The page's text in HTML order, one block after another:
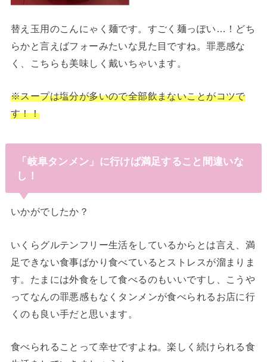
替え玉用のこんにゃく麺です。すごく麺っぽい…！どち
らかと言えばフォーみたいな見た目ですね。罪悪感な
く、こちらも美味しく戴いちゃいます。
※スープは塩分が多いので全部飲まないことがコツで
す！！
「岐阜タンメン」に行けば満足すること間違いな
し！
いかがでしたか？
いくらグルテンフリー生活をしているからとは言え、満
足できない食事ばかり食べているとストレスが溜まりま
す。たまには外食をして食べるのもいいですし、こうや
ってなんの罪悪感もなくタンメンが食べられるお店に行
くのも良い手だと思います。
食べられることって幸せですよね。楽しく続けられる食